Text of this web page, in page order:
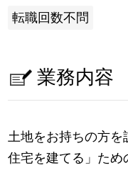
転職回数不問
業務内容
土地をお持ちの方
住宅を建てる」た